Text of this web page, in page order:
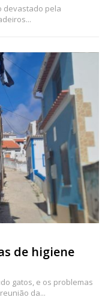
devastado pela
de higiene
gatos, e os problemas
da...